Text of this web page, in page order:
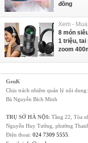
đồng
Xem -
8 món
1 triệu, tai
zoom
GenK
Chịu trách nhiệm quản lý nội dung:
Bà Nguyễn Bích Minh
TRỤ SỞ HÀ NỘI: Tầng 22, Tòa
Nguyễn Huy Tưởng, phường
Điện thoại: 024 7309 5555